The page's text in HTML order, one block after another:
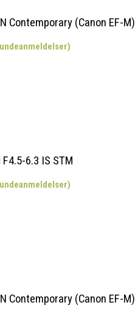
Contemporary (Canon EF-M)
6.3 IS STM
Contemporary (Canon EF-M)